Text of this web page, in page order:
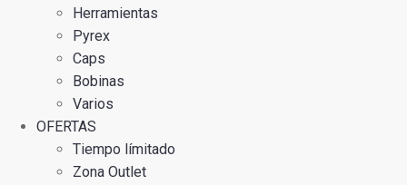
Herramientas
Pyrex
Caps
Bobinas
Varios
OFERTAS
Tiempo límitado
Zona Outlet